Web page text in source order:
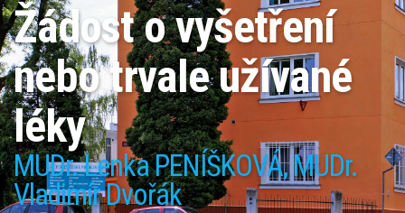
Žádost o vyšetření
nebo trvale užívané
léky
MUDr. Lenka PENÍŠKOVÁ, MUDr.
Vladimír Dvořák